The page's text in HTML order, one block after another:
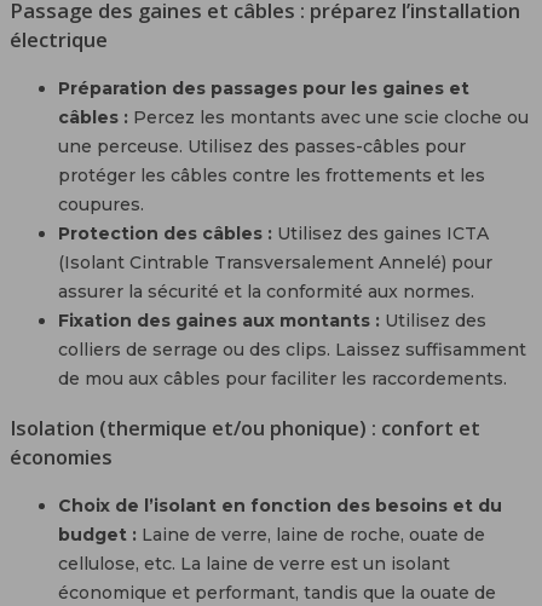
Passage des gaines et câbles : préparez l’installation
électrique
Préparation des passages pour les gaines et
câbles : Percez les montants avec une scie cloche ou
une perceuse. Utilisez des passes-câbles pour
protéger les câbles contre les frottements et les
coupures.
Protection des câbles : Utilisez des gaines ICTA
(Isolant Cintrable Transversalement Annelé) pour
assurer la sécurité et la conformité aux normes.
Fixation des gaines aux montants : Utilisez des
colliers de serrage ou des clips. Laissez suffisamment
de mou aux câbles pour faciliter les raccordements.
Isolation (thermique et/ou phonique) : confort et
économies
Choix de l’isolant en fonction des besoins et du
budget : Laine de verre, laine de roche, ouate de
cellulose, etc. La laine de verre est un isolant
économique et performant, tandis que la ouate de